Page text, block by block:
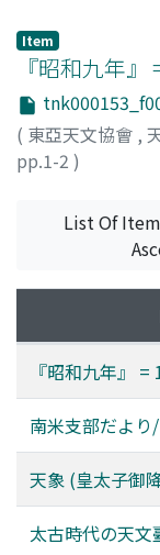
Item
『昭和九年
( 東亞天文協會 ,
pp.1-2 )
List Of
『昭和九年』
南米支部だよ
天象 (皇太子御
太古時代の天文